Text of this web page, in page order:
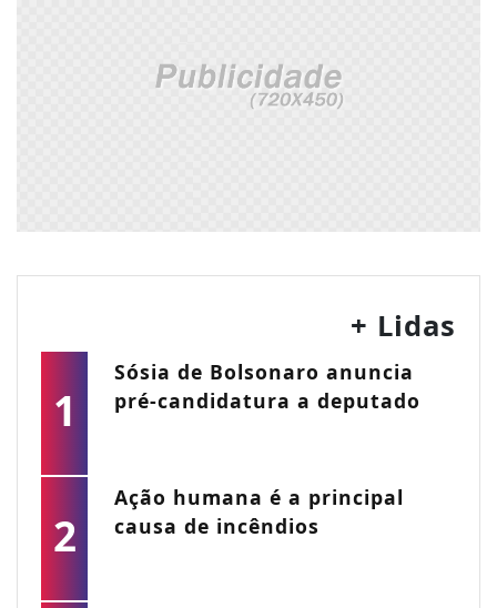
+ Lidas
1
Sósia de Bolsonaro anuncia
pré-candidatura a deputado
2
Ação humana é a principal
causa de incêndios